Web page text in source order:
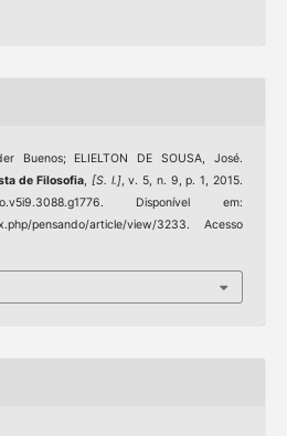
Buenos; ELIELTON DE SOUSA, José.
de Filosofia, [S. l.], v. 5, n. 9, p. 1, 2015.
Disponível em:
pensando/article/view/3233. Acesso